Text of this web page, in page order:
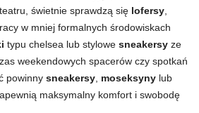
świetnie sprawdzą się lofersy
w mniej formalnych środowiskach
typu chelsea lub stylowe sneakersy ze
weekendowych spacerów czy spotkań
powinny sneakersy moseksyny lub
maksymalny komfort i swobodę